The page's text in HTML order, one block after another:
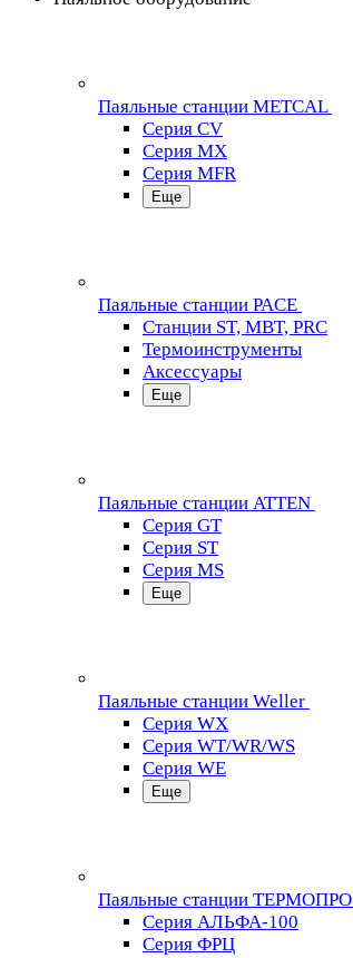
Паяльные станции METCAL
Серия CV
Серия MX
Серия MFR
Еще
Паяльные станции PACE
Станции ST, MBT, PRC
Термоинструменты
Аксессуары
Еще
Паяльные станции ATTEN
Серия GT
Серия ST
Серия MS
Еще
Паяльные станции Weller
Серия WX
Серия WT/WR/WS
Серия WE
Еще
Паяльные станции ТЕРМОПРО
Серия АЛЬФА-100
Серия ФРЦ